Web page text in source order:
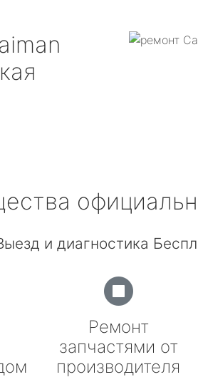
и диагностика
Ремонт
запчастями от
производителя